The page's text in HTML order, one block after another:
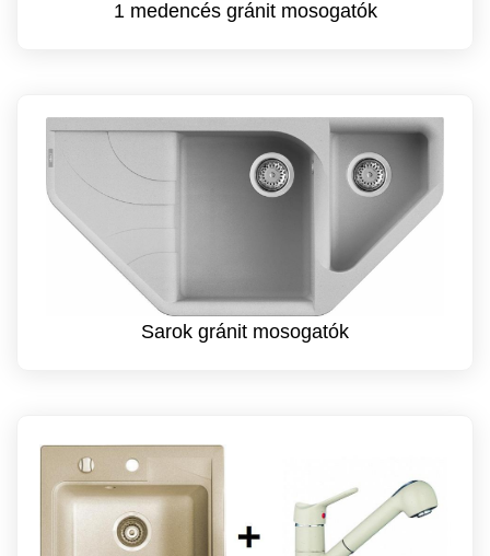
1 medencés gránit mosogatók
Sarok gránit mosogatók